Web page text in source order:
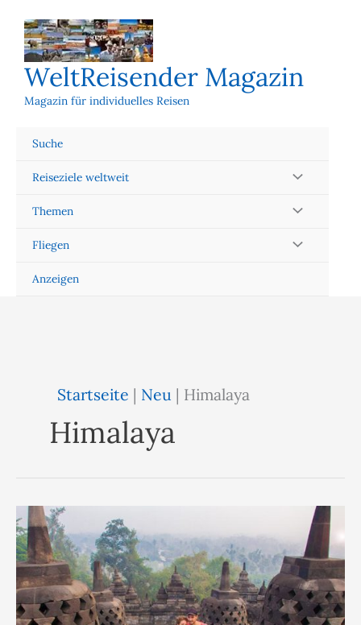
Inhalt
springen
WeltReisender Magazin
Magazin für individuelles Reisen
Suche
Reiseziele weltweit
Themen
Fliegen
Anzeigen
Startseite | Neu | Himalaya
Himalaya